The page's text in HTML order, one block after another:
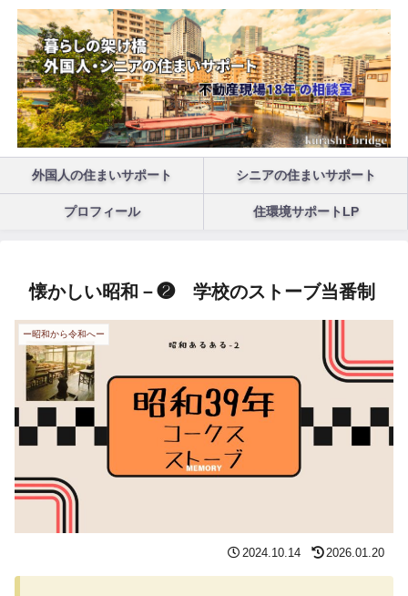
外国人の住まいサポート シニアの住まいサポート
プロフィール 住環境サポートLP
懐かしい昭和－❷ 学校のストーブ当番制
ー昭和から令和へー
2024.10.14 2026.01.20